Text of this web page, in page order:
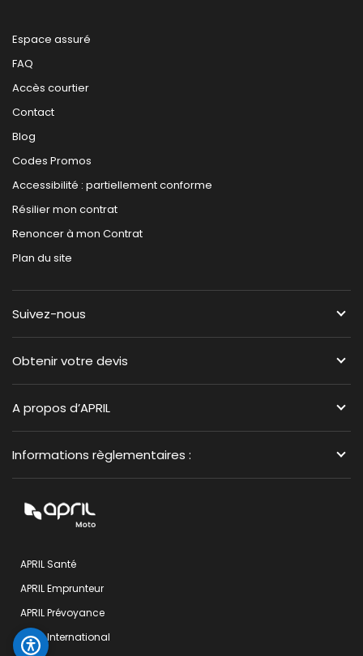
Espace assuré
FAQ
Accès courtier
Contact
Blog
Codes Promos
Accessibilité : partiellement conforme
Résilier mon contrat
Renoncer à mon Contrat
Plan du site
Suivez-nous
Obtenir votre devis
A propos d’APRIL
Informations règlementaires :
APRIL Santé
APRIL Emprunteur
APRIL Prévoyance
APRIL International